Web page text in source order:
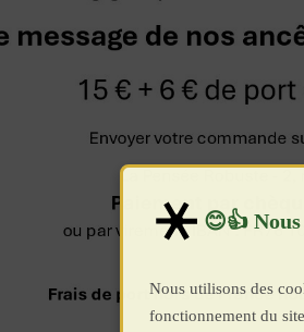
Nous utilisons des
fonctionnement du site